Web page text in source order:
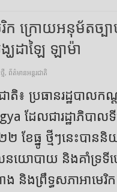
ក្រោយអនុម័ត​ច្បា
ដា​ឡៃ ឡា​ម៉ា
មី, ព័ត៌មានអន្តរជាតិ
ជាតិ៖ ប្រធាន​រដ្ឋបា
ដែលជា​រដ្ឋាភិបា
២២ ខែធ្នូ ថ្មីៗនេះបាន
យោបាយ និង​គាំទ្រ​ទី​
និង​ព្រឹទ្ធសភា​អាមេរិក